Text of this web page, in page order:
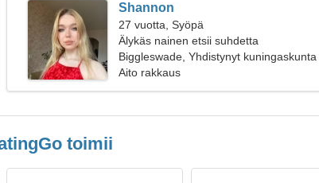
Shannon
27 vuotta, Syöpä
Älykäs nainen etsii suhdetta
Biggleswade, Yhdistynyt kuningaskunta
Aito rakkaus
toimii